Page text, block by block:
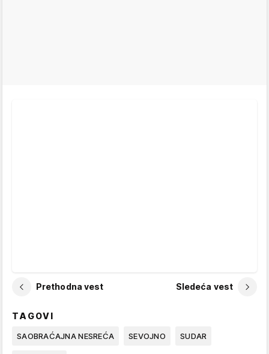
Prethodna vest Sledeća vest
TAGOVI
SAOBRAĆAJNA NESREĆA SEVOJNO SUDAR